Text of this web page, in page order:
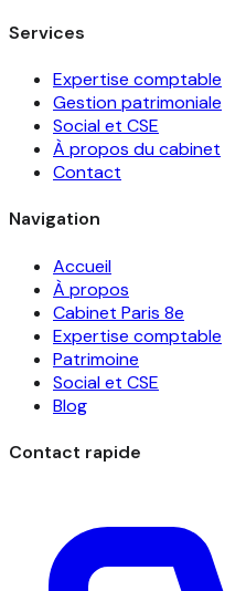
Services
Expertise comptable
Gestion patrimoniale
Social et CSE
À propos du cabinet
Contact
Navigation
Accueil
À propos
Cabinet Paris 8e
Expertise comptable
Patrimoine
Social et CSE
Blog
Contact rapide